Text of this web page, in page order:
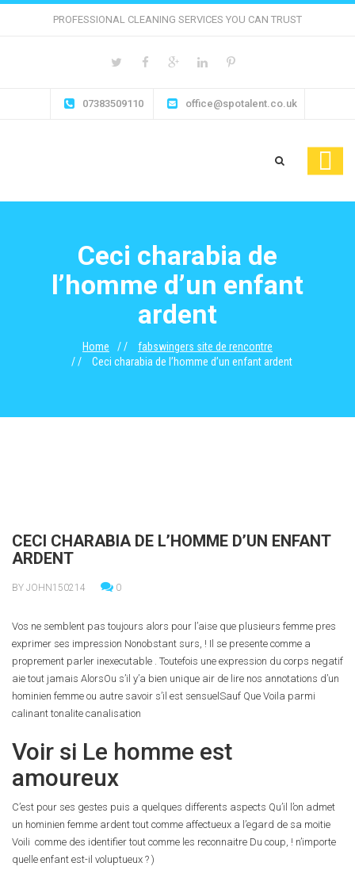
PROFESSIONAL CLEANING SERVICES YOU CAN TRUST
07383509110 office@spotalent.co.uk
Ceci charabia de
l’homme d’un enfant
ardent
Home
fabswingers site de rencontre
Ceci charabia de l’homme d’un enfant ardent
CECI CHARABIA DE L’HOMME D’UN ENFANT
ARDENT
BY JOHN150214 0
Vos ne semblent pas toujours alors pour l’aise que plusieurs femme pres
exprimer ses impression Nonobstant surs, ! Il se presente comme a
proprement parler inexecutable . Toutefois une expression du corps negatif
aie tout jamais AlorsOu s’il y’a bien unique air de lire nos annotations d’un
hominien femme ou autre savoir s’il est sensuelSauf Que Voila parmi
calinant tonalite canalisation
Voir si Le homme est
amoureux
C’est pour ses gestes puis a quelques differents aspects Qu’il l’on admet
un hominien femme ardent tout comme affectueux a l’egard de sa moitie
Voili comme des identifier tout comme les reconnaitre Du coup, ! n’importe
quelle enfant est-il voluptueux ? )